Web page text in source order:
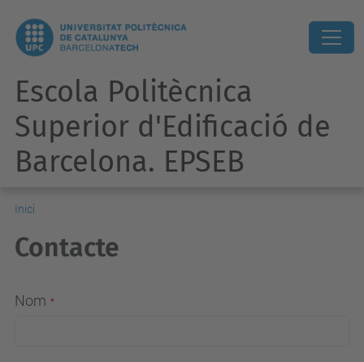
Escola Politècnica
Superior d'Edificació de
Barcelona. EPSEB
Inici
Contacte
Nom